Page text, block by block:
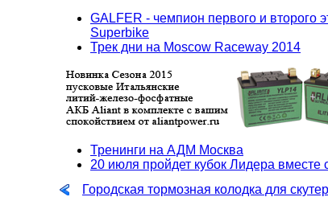
GALFER - чемпион первого и второго
Superbike
Трек дни на Moscow Raceway 2014
Тренинги на АДМ Москва
20 июля пройдет кубок Лидера вместе
Городская тормозная колодка для